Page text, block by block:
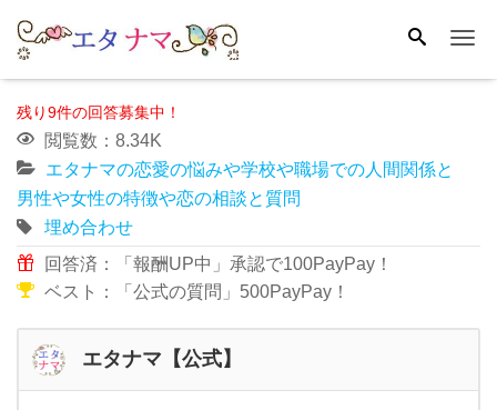
残り9件の回答募集中！
閲覧数：8.34K
エタナマの恋愛の悩みや学校や職場での人間関係と
男性や女性の特徴や恋の相談と質問
埋め合わせ
回答済：「報酬UP中」承認で100PayPay！
ベスト：「公式の質問」500PayPay！
エタナマ【公式】